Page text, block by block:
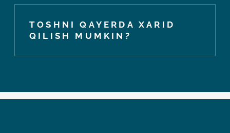
TOSHNI QAYERDA XARID
QILISH MUMKIN?